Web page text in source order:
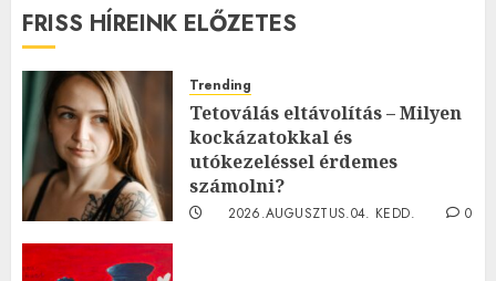
FRISS HÍREINK ELŐZETES
Trending
Tetoválás eltávolítás – Milyen
kockázatokkal és
utókezeléssel érdemes
számolni?
2026.AUGUSZTUS.04. KEDD.
0